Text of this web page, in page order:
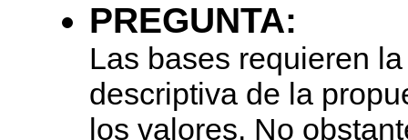
PREGUNTA:
Las bases requieren
descriptiva de la
los valores. No